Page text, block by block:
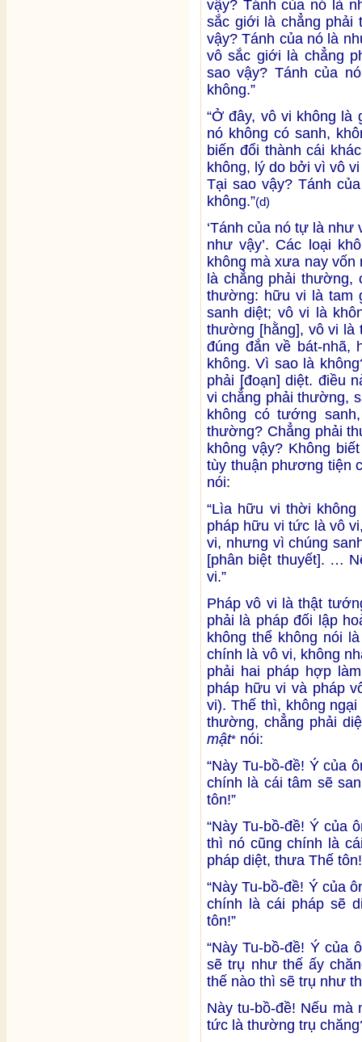
vậy? Tánh của nó là
sắc giới là chẳng phải
vậy? Tánh của nó là
vô sắc giới là chẳng
sao vậy? Tánh của
không.”
“Ở đây, vô vi không
nó không có sanh,
biến đổi thành cái
không, lý do bởi vì vô
Tại sao vậy? Tánh
không.”(d)
‘Tánh của nó tự là như
như vậy’. Các loại
không mà xưa nay
là chẳng phải thường,
thường: hữu vi là tam
sanh diệt; vô vi là
thường [hằng], vô vi
đúng đắn về bát-
không. Vì sao là
phải [đoạn] diệt. điều
vi chẳng phải thường,
không có tướng
thường? Chẳng phải
không vậy? Không
tùy thuận phương tiện
nói:
“Lìa hữu vi thời
pháp hữu vi tức là vô
vi, nhưng vì chúng
[phân biệt thuyết]. …
vi.”
Pháp vô vi là thật
phải là pháp đối lập
không thể không nói
chính là vô vi, không
phải hai pháp hợp
pháp hữu vi và pháp
vi). Thế thì, không
thường, chẳng phải
mật* nói:
“Này Tu-bồ-đề! Ý của
chính là cái tâm sẽ
tôn!”
“Này Tu-bồ-đề! Ý của
thì nó cũng chính là
pháp diệt, thưa Thế
“Này Tu-bồ-đề! Ý của
chính là cái pháp sẽ
tôn!”
“Này Tu-bồ-đề! Ý của
sẽ trụ như thế ấy
thế nào thì sẽ trụ như
Này tu-bồ-đề! Nếu
tức là thường trụ